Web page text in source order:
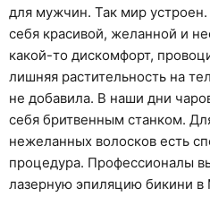
для мужчин. Так мир
себя красивой, желанной и
какой-то дискомфорт,
лишняя растительность на
не добавила. В наши дни
себя бритвенным станком.
нежеланных волосков есть
процедура. Профессионалы
лазерную эпиляцию бикини в